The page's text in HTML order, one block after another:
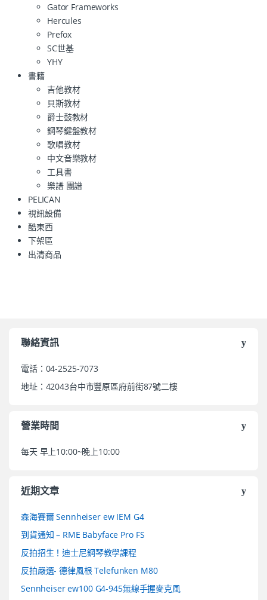
Gator Frameworks
Hercules
Prefox
SC世基
YHY
書籍
吉他教材
貝斯教材
爵士鼓教材
鋼琴鍵盤教材
歌唱教材
中文音樂教材
工具書
樂譜 團譜
PELICAN
視訊設備
酷東西
下架區
出清商品
聯絡資訊
電話：04-2525-7073
地址：42043台中市豐原區府前街87號二樓
營業時間
每天 早上10:00~晚上10:00
近期文章
森海賽爾 Sennheiser ew IEM G4
到貨通知 – RME Babyface Pro FS
反拍招生！迪士尼鋼琴教學課程
反拍嚴選- 德律風根 Telefunken M80
Sennheiser ew100 G4-945無線手握麥克風